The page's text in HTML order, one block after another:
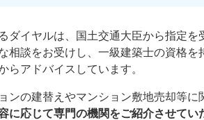
ダイヤルは、国土交通大臣から指定
相談をお受けし、一級建築士の資格
らアドバイスしています。
ンの建替えやマンション敷地売却等に
に応じて専門の機関をご紹介させてい